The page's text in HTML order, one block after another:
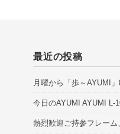
最近の投稿
月曜から「歩～AYUMI
今日のAYUMI AYUMI L-
熱烈歓迎ご持参フレーム